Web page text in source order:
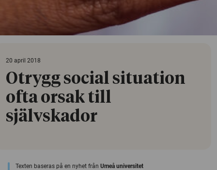
20 april 2018
Otrygg social situation
ofta orsak till
självskador
Texten baseras på en nyhet från Umeå universitet